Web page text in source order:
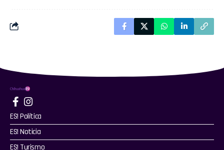
ES! Política
ES! Noticia
ES! Turismo